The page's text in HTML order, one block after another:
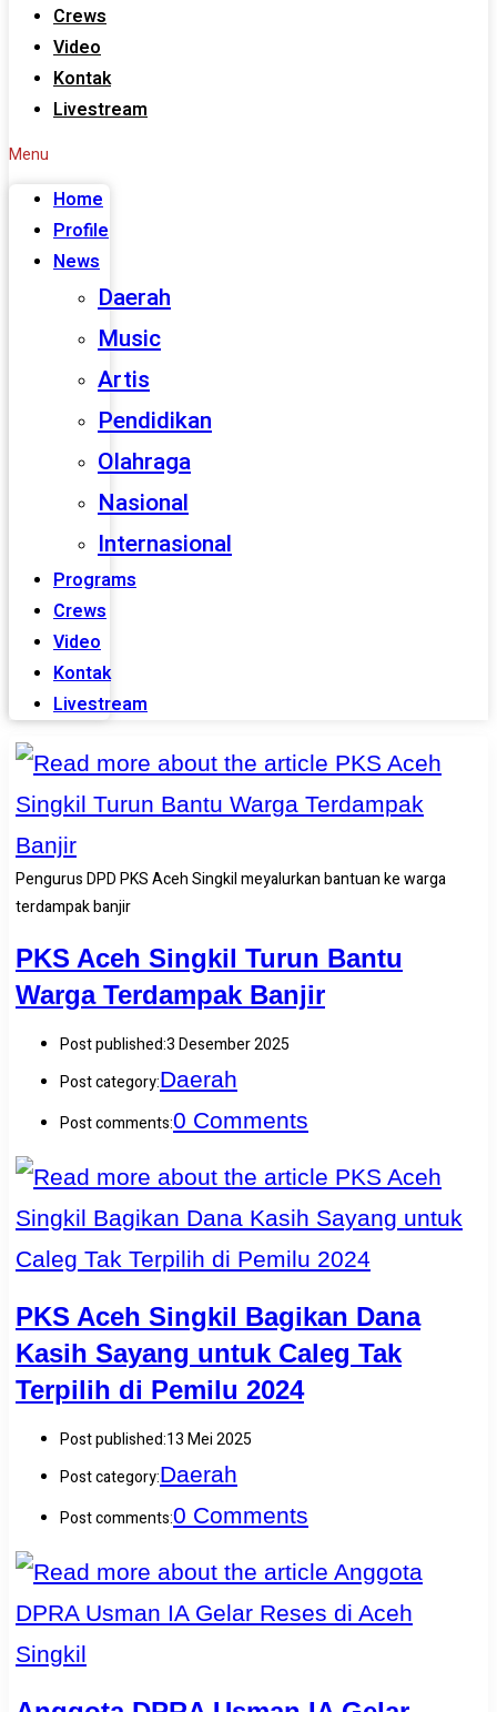
Crews
Video
Kontak
Livestream
Menu
Home
Profile
News
Daerah
Music
Artis
Pendidikan
Olahraga
Nasional
Internasional
Programs
Crews
Video
Kontak
Livestream
Pengurus DPD PKS Aceh Singkil meyalurkan bantuan ke warga
terdampak banjir
PKS Aceh Singkil Turun Bantu
Warga Terdampak Banjir
Post published:3 Desember 2025
Post category:Daerah
Post comments:0 Comments
PKS Aceh Singkil Bagikan Dana
Kasih Sayang untuk Caleg Tak
Terpilih di Pemilu 2024
Post published:13 Mei 2025
Post category:Daerah
Post comments:0 Comments